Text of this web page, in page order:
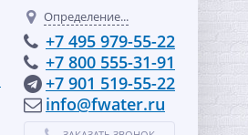
Определение...
+7 495 979-55-22
+7 800 555-31-91
+7 901 519-55-22
info@fwater.ru